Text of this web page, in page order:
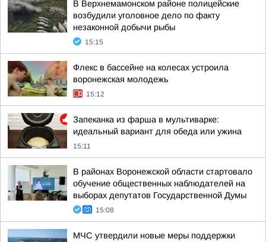
В Верхнемамонском районе полицейские
возбудили уголовное дело по факту
незаконной добычи рыбы
15:15
Флекс в бассейне на колесах устроила
воронежская молодежь
15:12
Запеканка из фарша в мультиварке:
идеальный вариант для обеда или ужина
15:11
В районах Воронежской области стартовало
обучение общественных наблюдателей на
выборах депутатов Государственной Думы
15:08
МЧС утвердили новые меры поддержки